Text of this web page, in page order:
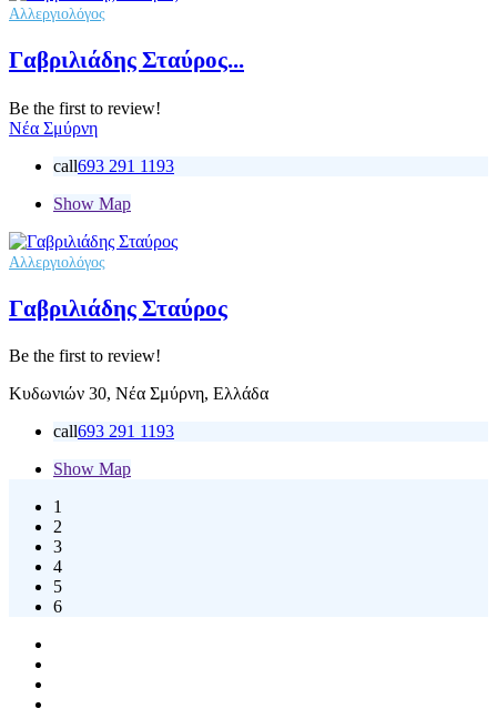
Αλλεργιολόγος
Γαβριλιάδης Σταύρος...
Be the first to review!
Νέα Σμύρνη
call693 291 1193
Show Map
Αλλεργιολόγος
Γαβριλιάδης Σταύρος
Be the first to review!
Κυδωνιών 30, Νέα Σμύρνη, Ελλάδα
call693 291 1193
Show Map
1
2
3
4
5
6